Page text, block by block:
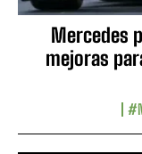
Mercedes
mejoras